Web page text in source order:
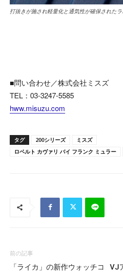
打抜きが施され軽量化と通気性が確保されたラ
■問い合わせ／株式会社ミスズ
TEL：03-3247-5585
hww.misuzu.com
タグ 200シリーズ
ミスズ
ロベルト カヴァリ バイ フランク ミュラー
前の記事
「ライカ」の新作ウォッチコ
VJ